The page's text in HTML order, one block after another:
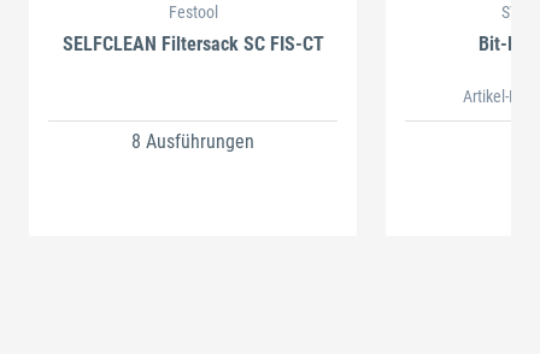
Festool
SELFCLEAN Filtersack SC FIS-CT
8 Ausführungen
Bit-
Artikel-Nr.